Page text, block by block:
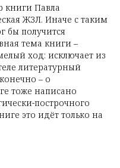
книги Павла
ЖЗЛ. Иначе с таким
бы получится
тема книги –
ход: исключает из
литературный
– о
тоже написано
построчного
это идёт только на